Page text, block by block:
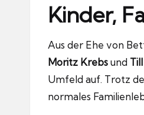
Kinder,
Aus der Ehe von
Moritz Krebsund
Umfeld auf. Trotz
normales